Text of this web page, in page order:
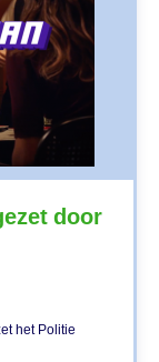
door
het Politie